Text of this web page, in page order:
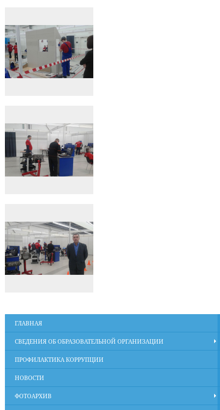
ГЛАВНАЯ
СВЕДЕНИЯ ОБ ОБРАЗОВАТЕЛЬНОЙ ОРГАНИЗАЦИИ
ПРОФИЛАКТИКА КОРРУПЦИИ
НОВОСТИ
ФОТОАРХИВ